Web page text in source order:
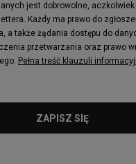
jest dobrowolne,
Każdy ma prawo do
a także żądania dostępu do
przetwarzania oraz prawo
Pełna treść klauzuli